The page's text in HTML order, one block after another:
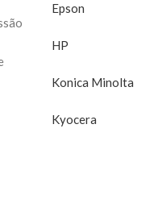
Epson
HP
Konica Minolta
Kyocera